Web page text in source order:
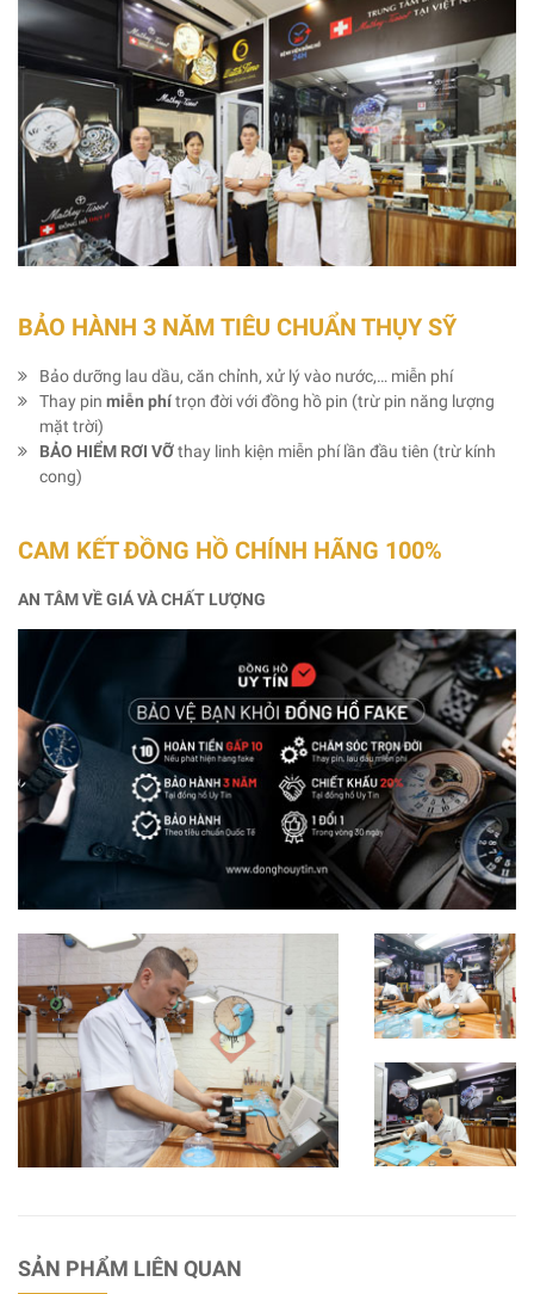
BẢO HÀNH 3 NĂM TIÊU CHUẨN THỤY SỸ
Bảo dưỡng lau dầu, căn chỉnh, xử lý vào nước,… miễn phí
Thay pin miễn phítrọn đời với đồng hồ pin (trừ pin năng lượng
mặt trời)
BẢO HIỂM RƠI VỠthay linh kiện miễn phí lần đầu tiên (trừ kính
cong)
CAM KẾT ĐỒNG HỒ CHÍNH HÃNG 100%
AN TÂM VỀ GIÁ VÀ CHẤT LƯỢNG
SẢN PHẨM LIÊN QUAN